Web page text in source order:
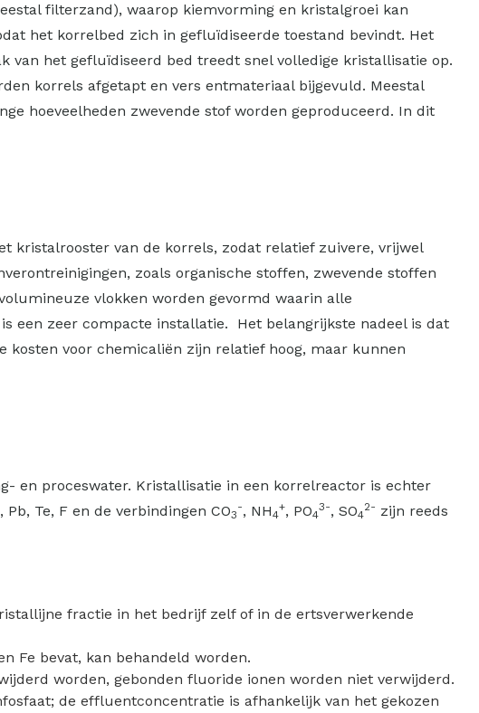
filterzand), waarop kiemvorming en kristalgroei kan
het korrelbed zich in gefluïdiseerde toestand bevindt. Het
van het gefluïdiseerd bed treedt snel volledige kristallisatie op.
korrels afgetapt en vers entmateriaal bijgevuld. Meestal
hoeveelheden zwevende stof worden geproduceerd. In dit
kristalrooster van de korrels, zodat relatief zuivere, vrijwel
zoals organische stoffen, zwevende stoffen
vlokken worden gevormd waarin alle
een zeer compacte installatie. Het belangrijkste nadeel is dat
kosten voor chemicaliën zijn relatief hoog, maar kunnen
en proceswater. Kristallisatie in een korrelreactor is echter
Pb, Te, F en de verbindingen CO3
-, NH4
+, PO4
3-, SO4
2- zijn reeds
fractie in het bedrijf zelf of in de ertsverwerkende
Fe bevat, kan behandeld worden.
worden, gebonden fluoride ionen worden niet verwijderd.
de effluentconcentratie is afhankelijk van het gekozen